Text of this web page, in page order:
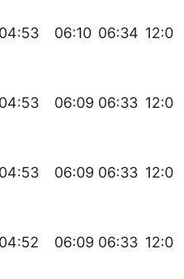
04:53 06:10 06:34 12:06
04:53 06:09 06:33 12:06
04:53 06:09 06:33 12:06
04:52 06:09 06:33 12:06